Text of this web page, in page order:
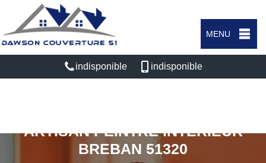
MENU
indisponible indisponible
ARTISAN PEINTRE INTÉRIEUR
BREBAN 51320